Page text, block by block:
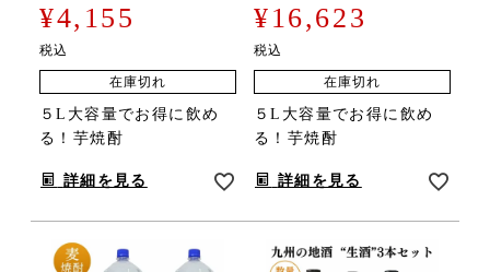
¥4,155
税込
在庫切れ
５L大容量でお得に飲め
る！芋焼酎
詳細を見る
¥16,623
税込
在庫切れ
５L大容量でお得に飲め
る！芋焼酎
詳細を見る